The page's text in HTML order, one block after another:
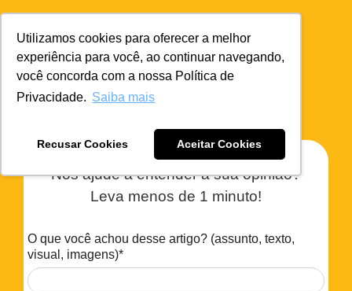
Utilizamos cookies para oferecer a melhor
experiência para você, ao continuar navegando,
você concorda com a nossa Política de
Privacidade. Saiba mais
Recusar Cookies Aceitar Cookies
Agradecemos a sua
participação!
Nos ajude a entender a sua opinião?
Leva menos de 1 minuto!
O que você achou desse artigo? (assunto, texto,
visual, imagens)*